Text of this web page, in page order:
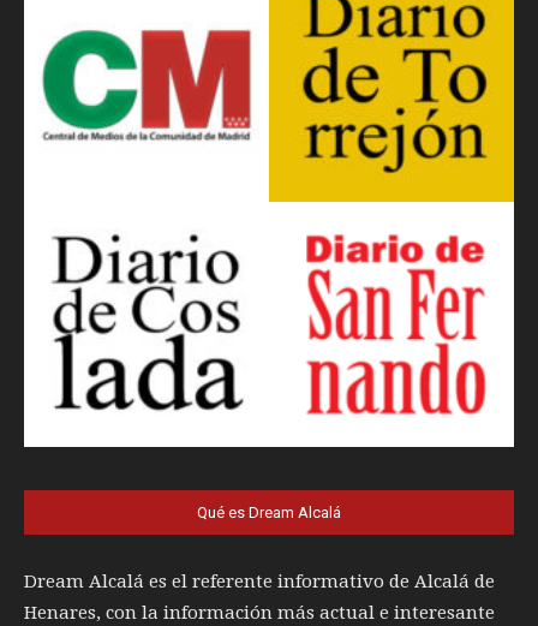
Qué es Dream Alcalá
Dream Alcalá es el referente informativo de Alcalá de
Henares, con la información más actual e interesante